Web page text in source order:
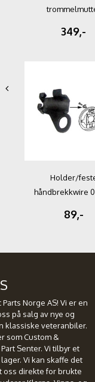
349,-
Holder/
håndbrekkwire
89,-
Norge AS! Vi er en
på salg av nye og
klassiske veteranbiler.
som Custom &
Senter. Vi tilbyr et
Vi kan skaffe det
oss direkte for brukte